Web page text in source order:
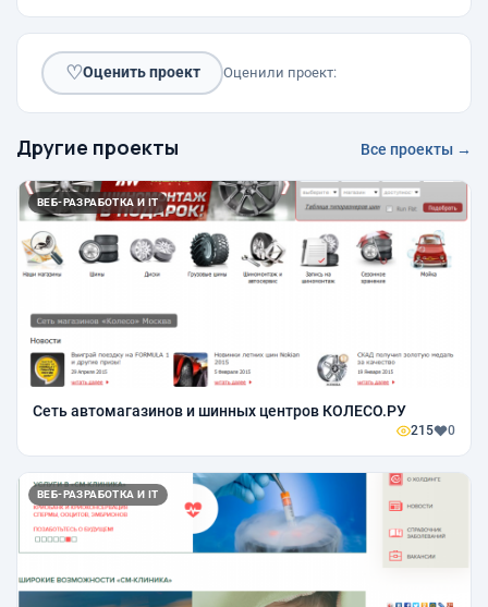
♡Оценить проект Оценили проект:
Другие проекты Все проекты →
ВЕБ-РАЗРАБОТКА И IT
Сеть автомагазинов и шинных центров КОЛЕСО.РУ
215 0
ВЕБ-РАЗРАБОТКА И IT